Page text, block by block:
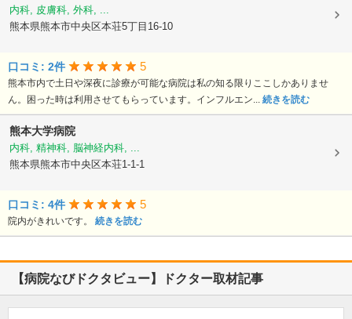
内科, 皮膚科, 外科, ...
熊本県熊本市中央区本荘5丁目16-10
口コミ: 2件 5
熊本市内で土日や深夜に診療が可能な病院は私の知る限りここしかありませ
ん。困った時は利用させてもらっています。インフルエン... 続きを読む
熊本大学病院
内科, 精神科, 脳神経内科, ...
熊本県熊本市中央区本荘1-1-1
口コミ: 4件 5
院内がきれいです。 続きを読む
【病院なびドクタビュー】ドクター取材記事